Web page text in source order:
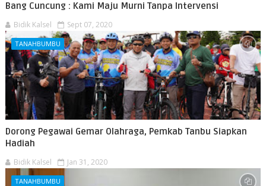
Bang Cuncung : Kami Maju Murni Tanpa Intervensi
Bidik Kalsel Sept 07, 2020
TANAHBUMBU
Dorong Pegawai Gemar Olahraga, Pemkab Tanbu Siapkan
Hadiah
Bidik Kalsel Jan 31, 2020
TANAHBUMBU